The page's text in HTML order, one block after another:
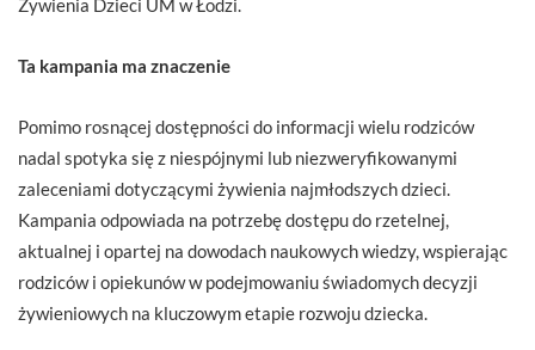
Ta kampania ma znaczenie
Pomimo rosnącej dostępności do informacji wielu rodziców
nadal spotyka się z niespójnymi lub niezweryfikowanymi
zaleceniami dotyczącymi żywienia najmłodszych dzieci.
Kampania odpowiada na potrzebę dostępu do rzetelnej,
aktualnej i opartej na dowodach naukowych wiedzy, wspierając
rodziców i opiekunów w podejmowaniu świadomych decyzji
żywieniowych na kluczowym etapie rozwoju dziecka.